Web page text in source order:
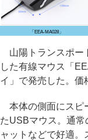
「EEA-MA028」
山陽トランスポー
した有線マウス「
イ」で発売した。価
本体の側面にスピ
たUSBマウス。通
ャットなどで好適